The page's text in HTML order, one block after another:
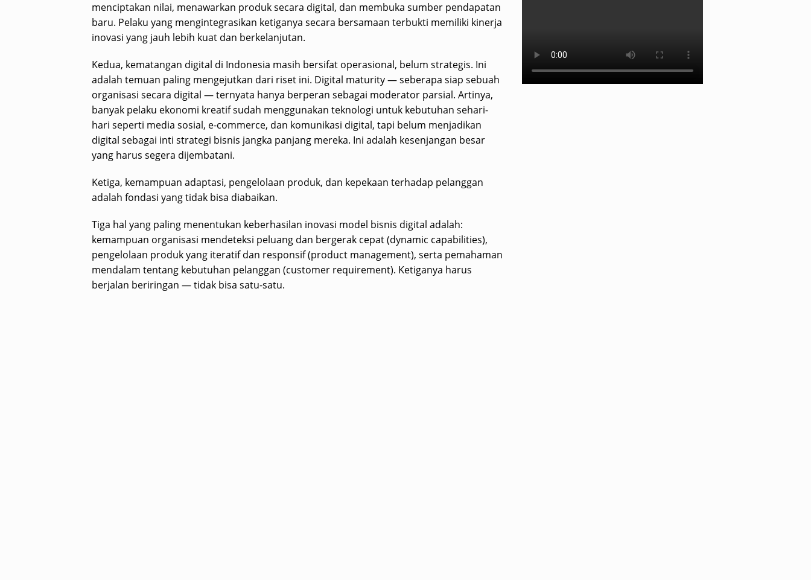
menciptakan nilai, menawarkan produk secara digital, dan membuka sumber pendapatan
baru. Pelaku yang mengintegrasikan ketiganya secara bersamaan terbukti memiliki kinerja
inovasi yang jauh lebih kuat dan berkelanjutan.
Kedua, kematangan digital di Indonesia masih bersifat operasional, belum strategis. Ini
adalah temuan paling mengejutkan dari riset ini. Digital maturity — seberapa siap sebuah
organisasi secara digital — ternyata hanya berperan sebagai moderator parsial. Artinya,
banyak pelaku ekonomi kreatif sudah menggunakan teknologi untuk kebutuhan sehari-
hari seperti media sosial, e-commerce, dan komunikasi digital, tapi belum menjadikan
digital sebagai inti strategi bisnis jangka panjang mereka. Ini adalah kesenjangan besar
yang harus segera dijembatani.
Ketiga, kemampuan adaptasi, pengelolaan produk, dan kepekaan terhadap pelanggan
adalah fondasi yang tidak bisa diabaikan.
Tiga hal yang paling menentukan keberhasilan inovasi model bisnis digital adalah:
kemampuan organisasi mendeteksi peluang dan bergerak cepat (dynamic capabilities),
pengelolaan produk yang iteratif dan responsif (product management), serta pemahaman
mendalam tentang kebutuhan pelanggan (customer requirement). Ketiganya harus
berjalan beriringan — tidak bisa satu-satu.